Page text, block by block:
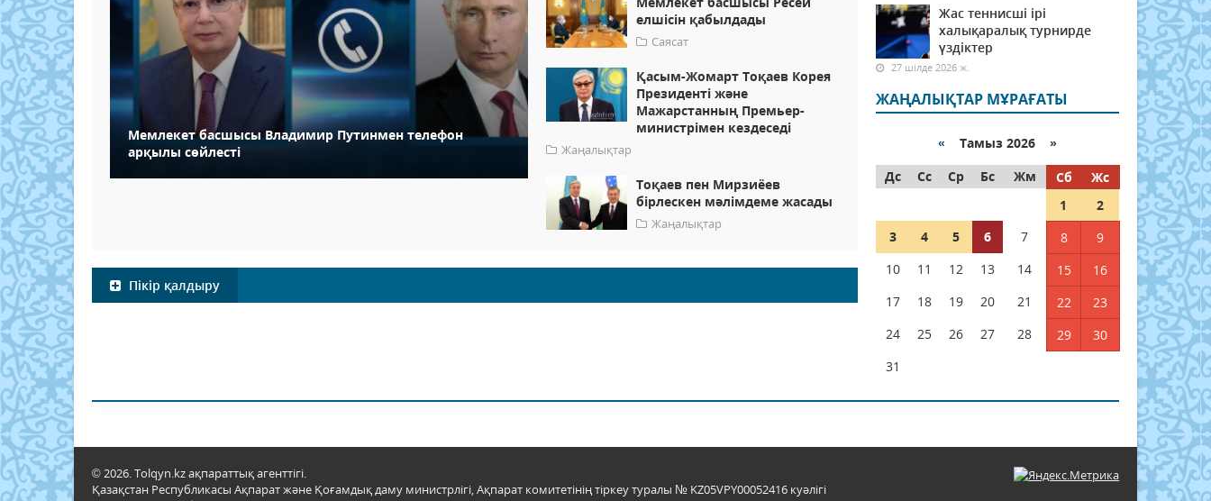
Мемлекет басшысы Владимир Путинмен телефон
арқылы сөйлесті
елшісін қабылдады
Саясат
Қасым-Жомарт Тоқаев Корея
Президенті және
Мажарстанның Премьер-
министрімен кездеседі
Жаңалықтар
Тоқаев пен Мирзиёев
бірлескен мәлімдеме жасады
Жаңалықтар
Пікір қалдыру
Жас теннисші ірі
халықаралық турнирде
үздіктер
27 шілде 2026 ж.
ЖАҢАЛЫҚТАР МҰРАҒАТЫ
« Тамыз 2026 »
Дс
Сс Ср Бс Жм Сб
Жс
1
2
3
4 5 6 7 8
9
10
11 12 13 14 15
16
17
18 19 20 21 22
23
24
25 26 27 28 29
30
31
© 2026. Tolqyn.kz ақпараттық агенттігі.
Қазақстан Республикасы Ақпарат және Қоғамдық даму министрлігі, Ақпарат комитетінің тіркеу туралы № KZ05VPY00052416 куәлігі